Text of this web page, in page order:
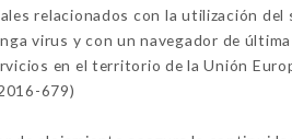
relacionados con la utilización del
virus y con un navegador de
en el territorio de la Unión
679)